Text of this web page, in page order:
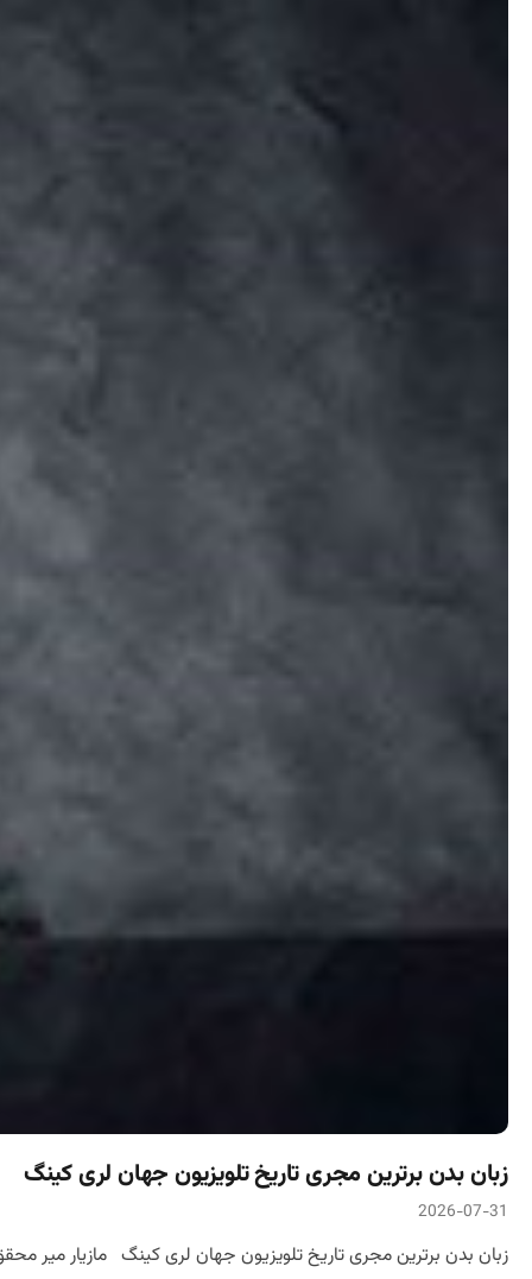
زبان بدن برترین مجری تاریخ تلویزیون جهان لری کینگ
2026-07-31